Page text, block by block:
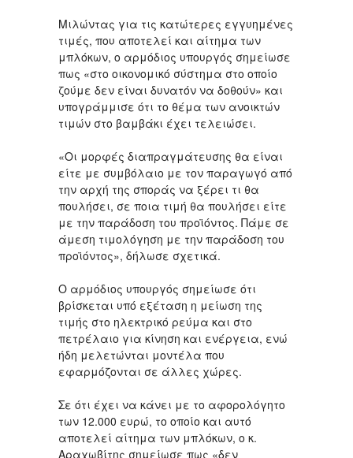
Μιλώντας για τις κατώτερες εγγυημένες
τιμές, που αποτελεί και αίτημα των
μπλόκων, ο αρμόδιος υπουργός σημείωσε
πως «στο οικονομικό σύστημα στο οποίο
ζούμε δεν είναι δυνατόν να δοθούν» και
υπογράμμισε ότι το θέμα των ανοικτών
τιμών στο βαμβάκι έχει τελειώσει.
«Οι μορφές διαπραγμάτευσης θα είναι
είτε με συμβόλαιο με τον παραγωγό από
την αρχή της σποράς να ξέρει τι θα
πουλήσει, σε ποια τιμή θα πουλήσει είτε
με την παράδοση του προϊόντος. Πάμε σε
άμεση τιμολόγηση με την παράδοση του
προϊόντος», δήλωσε σχετικά.
Ο αρμόδιος υπουργός σημείωσε ότι
βρίσκεται υπό εξέταση η μείωση της
τιμής στο ηλεκτρικό ρεύμα και στο
πετρέλαιο για κίνηση και ενέργεια, ενώ
ήδη μελετώνται μοντέλα που
εφαρμόζονται σε άλλες χώρες.
Σε ότι έχει να κάνει με το αφορολόγητο
των 12.000 ευρώ, το οποίο και αυτό
αποτελεί αίτημα των μπλόκων, ο κ.
Αραχωβίτης σημείωσε πως «δεν